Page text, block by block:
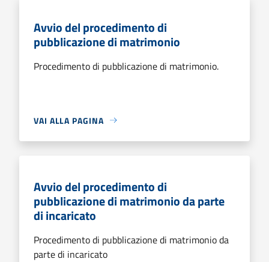
Avvio del procedimento di
pubblicazione di matrimonio
Procedimento di pubblicazione di matrimonio.
VAI ALLA PAGINA
Avvio del procedimento di
pubblicazione di matrimonio da parte
di incaricato
Procedimento di pubblicazione di matrimonio da
parte di incaricato